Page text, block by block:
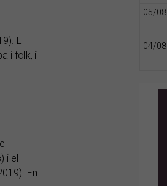
El
i folk, i
) i el
En
05/08
04/08